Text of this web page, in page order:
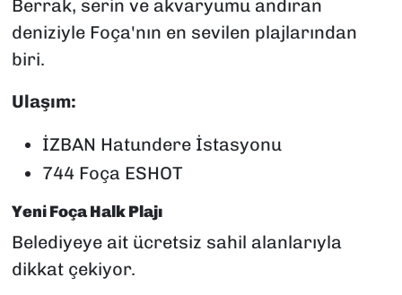
Berrak, serin ve akvaryumu andıran
deniziyle Foça'nın en sevilen plajlarından
biri.
Ulaşım:
İZBAN Hatundere İstasyonu
744 Foça ESHOT
Yeni Foça Halk Plajı
Belediyeye ait ücretsiz sahil alanlarıyla
dikkat çekiyor.